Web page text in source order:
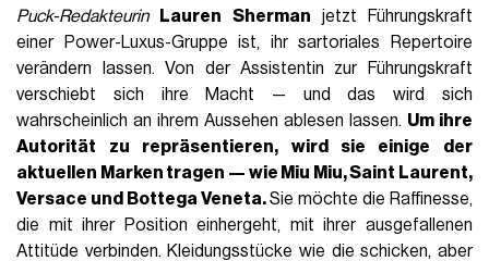
Puck-Redakteurin
Lauren Sherman jetzt Führungskraft
einer Power-Luxus-Gruppe ist, ihr sartoriales Repertoire
verändern lassen. Von der Assistentin zur Führungskraft
verschiebt sich ihre Macht — und das wird sich
wahrscheinlich an ihrem Aussehen ablesen lassen. Um ihre
Autorität zu repräsentieren, wird sie einige der
aktuellen Marken tragen — wie Miu Miu,Saint Laurent,
Versace und Bottega Veneta.Sie möchte die Raffinesse,
die mit ihrer Position einhergeht, mit ihrer ausgefallenen
Attitüde verbinden. Kleidungsstücke wie die schicken, aber